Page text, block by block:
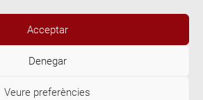
Acceptar
Denegar
Veure preferències
El Timbal. Tots els drets reservats
Avís Legal